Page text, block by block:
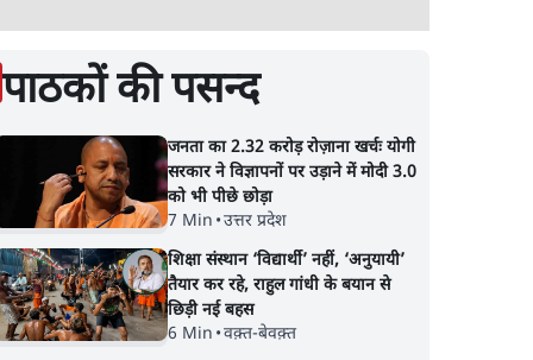
पाठकों की पसन्द
जनता का 2.32 करोड़ रोज़ाना खर्चः योगी
सरकार ने विज्ञापनों पर उड़ाने में मोदी 3.0
को भी पीछे छोड़ा
7 Min •उत्तर प्रदेश
शिक्षा संस्थान ‘विद्यार्थी’ नहीं, ‘अनुयायी’
तैयार कर रहे, राहुल गांधी के बयान से
छिड़ी नई बहस
6 Min •वक़्त-बेवक़्त